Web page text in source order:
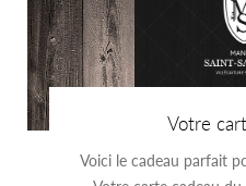
Votre
Voici le cadeau parfait